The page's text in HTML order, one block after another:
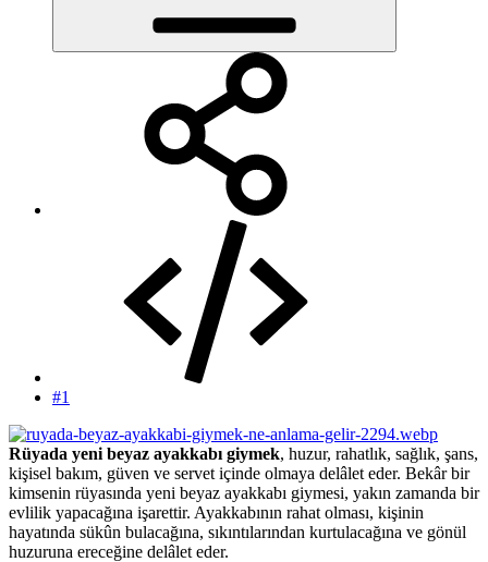
#1
Rüyada yeni beyaz ayakkabı giymek, huzur, rahatlık, sağlık, şans,
kişisel bakım, güven ve servet içinde olmaya delâlet eder. Bekâr bir
kimsenin rüyasında yeni beyaz ayakkabı giymesi, yakın zamanda bir
evlilik yapacağına işarettir. Ayakkabının rahat olması, kişinin
hayatında sükûn bulacağına, sıkıntılarından kurtulacağına ve gönül
huzuruna ereceğine delâlet eder.